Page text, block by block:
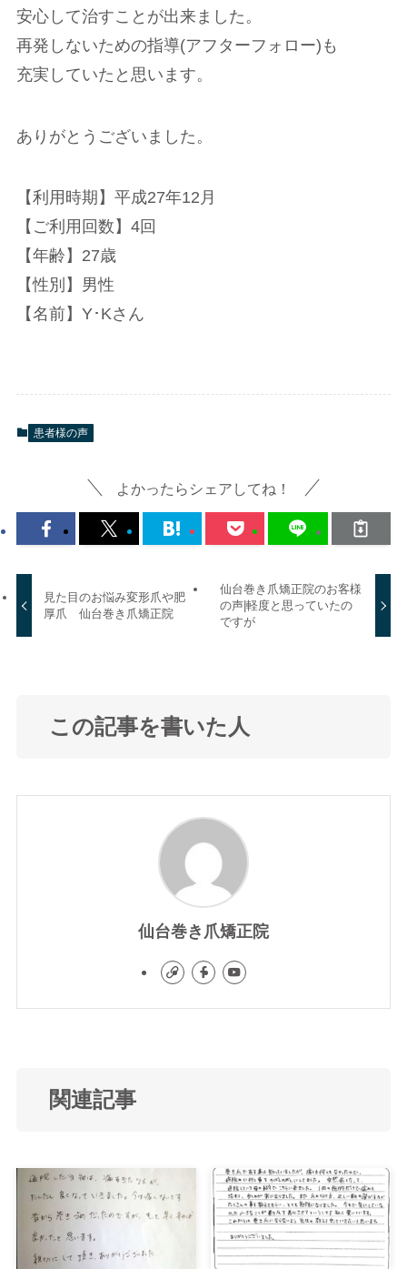
安心して治すことが出来ました。
再発しないための指導(アフターフォロー)も
充実していたと思います。
ありがとうございました。
【利用時期】平成27年12月
【ご利用回数】4回
【年齢】27歳
【性別】男性
【名前】Y･Kさん
患者様の声
よかったらシェアしてね！
見た目のお悩み変形爪や肥
厚爪 仙台巻き爪矯正院
仙台巻き爪矯正院のお客様
の声|軽度と思っていたの
ですが
この記事を書いた人
仙台巻き爪矯正院
関連記事